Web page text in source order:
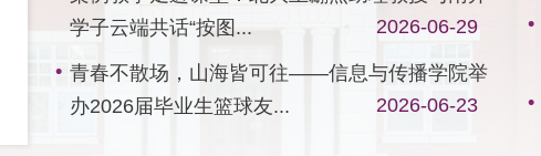
以星为名！南开教授获国际小行星永久命名
学子云端共话“按图...
2026-06-29
青春不散场，山海皆可往——信息与传播学院举
办2026届毕业生篮球友...
2026-06-23